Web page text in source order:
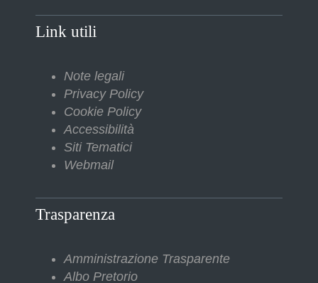
Link utili
Note legali
Privacy Policy
Cookie Policy
Accessibilità
Siti Tematici
Webmail
Trasparenza
Amministrazione Trasparente
Albo Pretorio